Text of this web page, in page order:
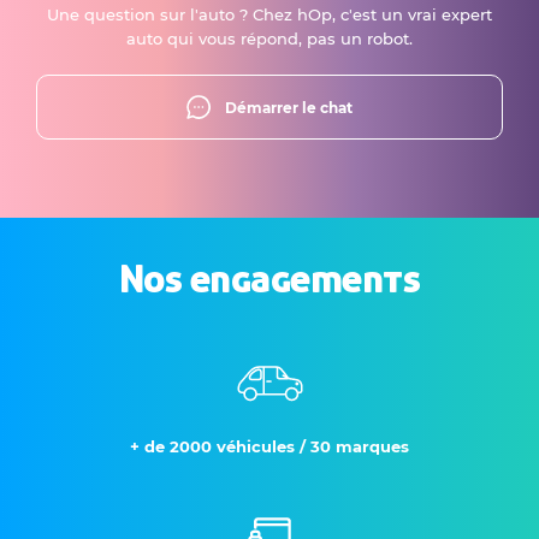
Une question sur l'auto ? Chez hOp, c'est un vrai expert
auto qui vous répond, pas un robot.
Démarrer le chat
Nos engagements
+ de 2000 véhicules / 30 marques